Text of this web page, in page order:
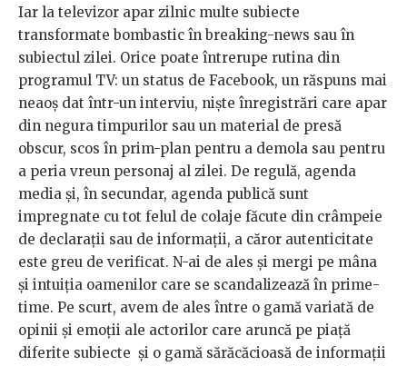
Iar la televizor apar zilnic multe subiecte
transformate bombastic în breaking-news sau în
subiectul zilei. Orice poate întrerupe rutina din
programul TV: un status de Facebook, un răspuns mai
neaoș dat într-un interviu, niște înregistrări care apar
din negura timpurilor sau un material de presă
obscur, scos în prim-plan pentru a demola sau pentru
a peria vreun personaj al zilei. De regulă, agenda
media și, în secundar, agenda publică sunt
impregnate cu tot felul de colaje făcute din crâmpeie
de declarații sau de informații, a căror autenticitate
este greu de verificat. N-ai de ales și mergi pe mâna
și intuiția oamenilor care se scandalizează în prime-
time. Pe scurt, avem de ales între o gamă variată de
opinii și emoții ale actorilor care aruncă pe piață
diferite subiecte și o gamă sărăcăcioasă de informații